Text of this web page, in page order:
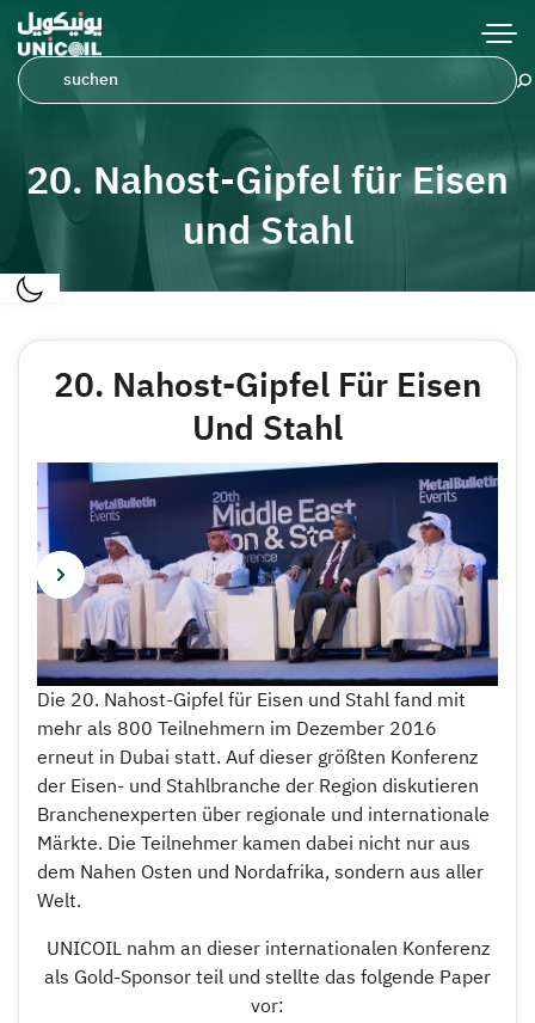
20. Nahost-Gipfel für Eisen
und Stahl
20. Nahost-Gipfel Für Eisen
Und Stahl
Die 20. Nahost-Gipfel für Eisen und Stahl fand mit
mehr als 800 Teilnehmern im Dezember 2016
erneut in Dubai statt. Auf dieser größten Konferenz
der Eisen- und Stahlbranche der Region diskutieren
Branchenexperten über regionale und internationale
Märkte. Die Teilnehmer kamen dabei nicht nur aus
dem Nahen Osten und Nordafrika, sondern aus aller
Welt.
UNICOIL nahm an dieser internationalen Konferenz
als Gold-Sponsor teil und stellte das folgende Paper
vor: